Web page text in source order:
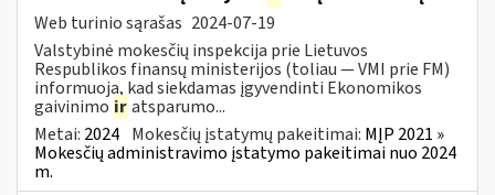
Web turinio sąrašas 2024-07-19
Valstybinė mokesčių inspekcija prie Lietuvos
Respublikos finansų ministerijos (toliau — VMI prie FM)
informuoja, kad siekdamas įgyvendinti Ekonomikos
gaivinimo iratsparumo...
Metai: 2024 Mokesčių įstatymų pakeitimai: MĮP 2021 »
Mokesčių administravimo įstatymo pakeitimai nuo 2024
m.